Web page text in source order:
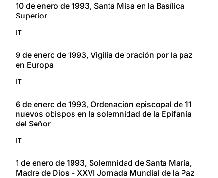
10 de enero de 1993, Santa Misa en la Basílica
Superior
IT
9 de enero de 1993, Vigilia de oración por la paz
en Europa
IT
6 de enero de 1993, Ordenación episcopal de 11
nuevos obispos en la solemnidad de la Epifanía
del Señor
IT
1 de enero de 1993, Solemnidad de Santa María,
Madre de Dios - XXVI Jornada Mundial de la Paz